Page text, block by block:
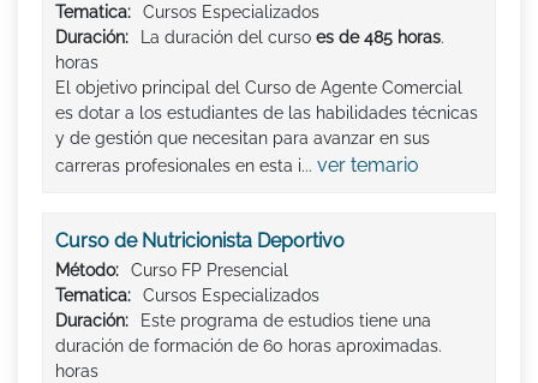
Tematica:
Cursos Especializados
Duración:
La duración del curso es de 485 horas.
horas
El objetivo principal del Curso de Agente Comercial
es dotar a los estudiantes de las habilidades técnicas
y de gestión que necesitan para avanzar en sus
carreras profesionales en esta i... ver temario
Curso de Nutricionista Deportivo
Método:
Curso FP Presencial
Tematica:
Cursos Especializados
Duración:
Este programa de estudios tiene una
duración de formación de 60 horas aproximadas.
horas